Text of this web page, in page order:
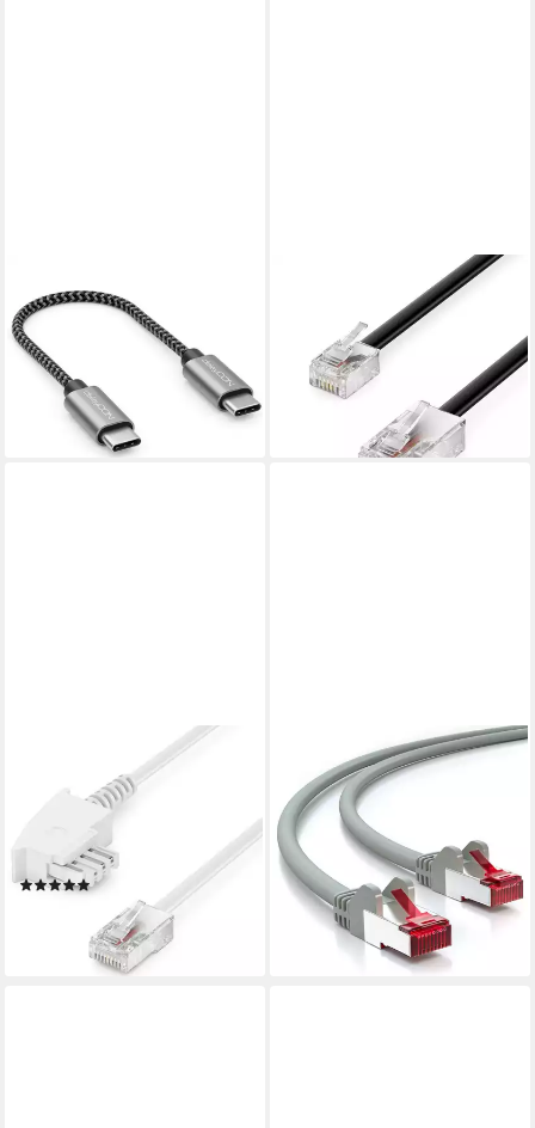
deleyCON 0,15m USB C Kabel
PD3.0 60W Schnellladekabel
15cm USB-C USB-Kabel
3,89 €
(25,93 €/ 1 m)
lieferbar - in 2-3 Werktagen bei dir
deleyCON 0,5m Telefonkabel
RJ11 auf RJ45 Modularkabel
DSL VDSL LAN-Kabel
2,89 €
lieferbar - in 2-3 Werktagen bei dir
deleyCON 6m TAE
Anschlusskabel Routerkabel
TAE-F auf RJ45 Stecker DSL
LAN-Kabel
(1)
(0,62 €/ 1 m)
lieferbar - in 2-3 Werktagen bei dir
DELEYCON
deleyCON 50m CAT6
Patchkabel S-FTP PIMF
Netzwerkkabel Ethernetkabel
- LAN-Kabel
31,09 €
(0,62 €/ 1 m)
lieferbar - in 2-3 Werktagen bei dir